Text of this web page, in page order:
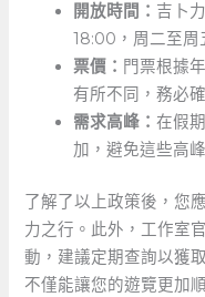
開放時間： 吉卜
18:00，周二至周
票價： 門票根據
有所不同，務必
需求高峰：在假
加，避免這些高
了解了以上政策後，您
力之行。此外，工作室
動，建議定期查詢以獲
不僅能讓您的遊覽更加